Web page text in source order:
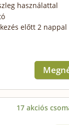
használattal
előtt 2 nappal
17 akciós